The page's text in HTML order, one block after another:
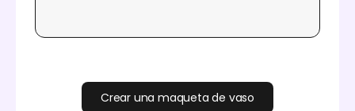
Crear una maqueta de vaso